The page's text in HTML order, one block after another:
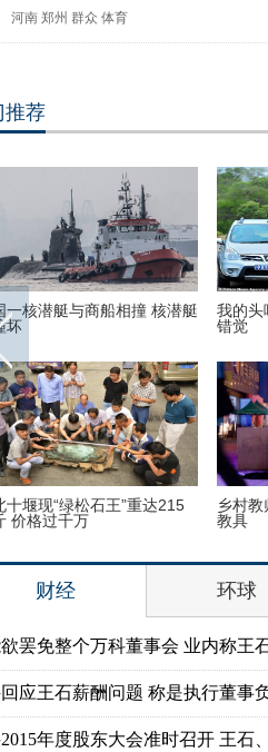
河南 郑州 群众 体育
推荐
美国迈阿密一机场出现巨型
“双头姐妹”共享一个身体 已大
毕业
出席
植
财经 环球
罢免整个万科董事会 业内称王
应王石薪酬问题 称是执行董事
年度股东大会准时召开 王石